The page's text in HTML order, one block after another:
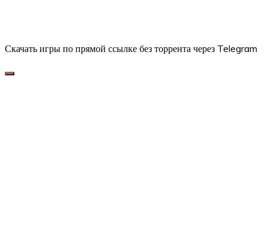
Скачать игры по прямой ссылке без торрента через Telegram